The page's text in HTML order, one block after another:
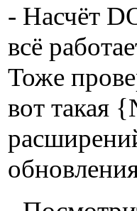
- Насчёт
всё
Тоже
вот такая